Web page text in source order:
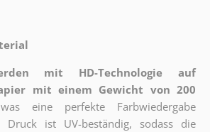
mit HD-Technologie auf
mit einem Gewicht von 200
eine perfekte Farbwiedergabe
Druck ist UV-beständig, sodass die